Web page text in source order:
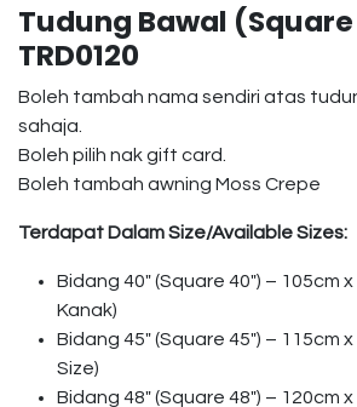
Tudung Bawal
TRD0120
Boleh tambah nama sendiri atas
sahaja.
Boleh pilih nak gift card.
Boleh tambah awning Moss Crepe
Terdapat Dalam Size/Available Sizes:
Bidang 40″ (Square 40″) – 105cm
Kanak)
Bidang 45″ (Square 45″) – 115cm
Size)
Bidang 48″ (Square 48″) – 120cm